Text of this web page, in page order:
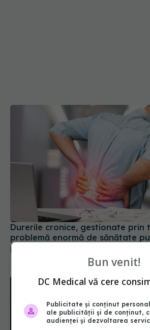
Durerile cronice, gestionate prin
problemă enormă de sănătate
pur și simplu structura cerebrală
13 apr 2023, 16:07 Bun venit!
DC Medical vă cere
Publicitate și conținut
ale publicității și de conținut,
audienței și dezvoltarea